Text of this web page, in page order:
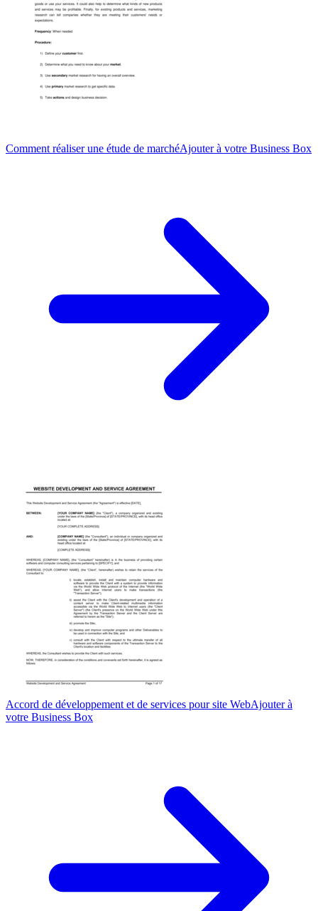
Comment réaliser une étude de marchéAjouter à votre Business Box
Accord de développement et de services pour site WebAjouter à
votre Business Box